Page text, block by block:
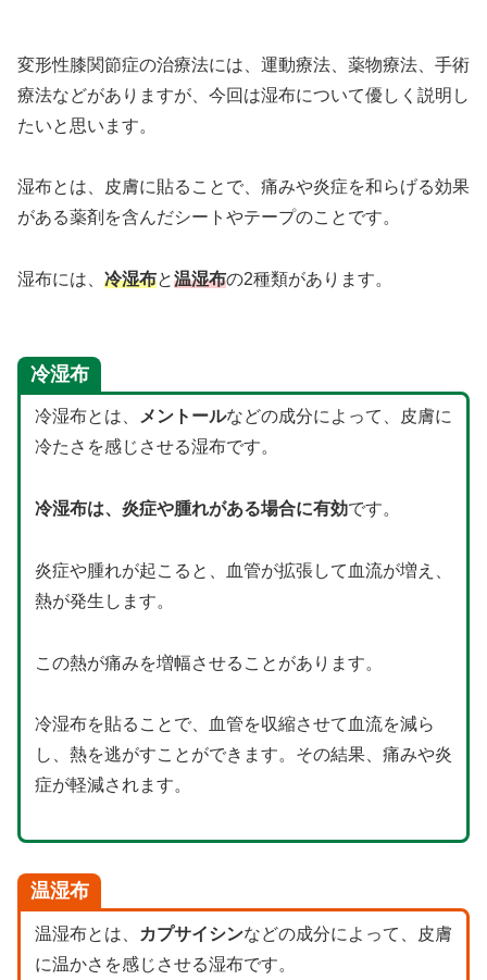
変形性膝関節症の治療法には、運動療法、薬物療法、手術
療法などがありますが、今回は湿布について優しく説明し
たいと思います。
湿布とは、皮膚に貼ることで、痛みや炎症を和らげる効果
がある薬剤を含んだシートやテープのことです。
湿布には、 冷湿布と温湿布の2種類があります。
冷湿布
冷湿布とは、 メントールなどの成分によって、皮膚に
冷たさを感じさせる湿布です。
冷湿布は、炎症や腫れがある場合に有効です。
炎症や腫れが起こると、血管が拡張して血流が増え、
熱が発生します。
この熱が痛みを増幅させることがあります。
冷湿布を貼ることで、血管を収縮させて血流を減ら
し、熱を逃がすことができます。その結果、痛みや炎
症が軽減されます。
温湿布
温湿布とは、 カプサイシンなどの成分によって、皮膚
に温かさを感じさせる湿布です。